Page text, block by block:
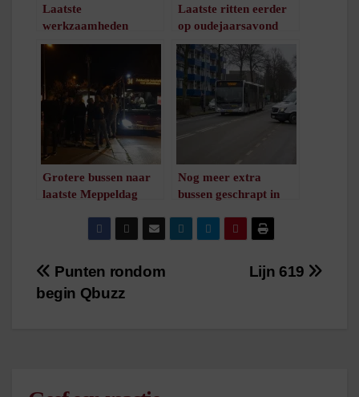
Laatste
werkzaamheden
Groningen – Leer
Laatste ritten eerder
op oudejaarsavond
/1minuut leestijd
Grotere bussen naar
laatste Meppeldag
Nog meer extra
bussen geschrapt in
schooljaar
/ 1minuut leestijd
Bericht
navigatie
Lijn 619
Punten rondom
begin Qbuzz